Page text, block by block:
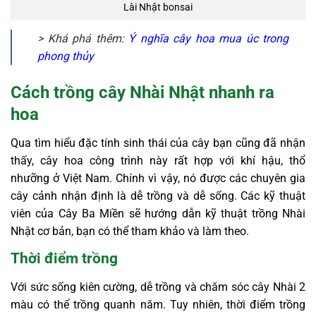
Lài Nhật bonsai
> Khá phá thêm: Ý nghĩa cây hoa mua úc trong
phong thủy
Cách trồng cây Nhài Nhật nhanh ra
hoa
Qua tìm hiểu đặc tính sinh thái của cây bạn cũng đã nhận
thấy, cây hoa công trình này rất hợp với khí hậu, thổ
nhưỡng ở Việt Nam. Chính vì vậy, nó được các chuyên gia
cây cảnh nhận định là dễ trồng và dễ sống. Các kỹ thuật
viên của Cây Ba Miền sẽ hướng dẫn kỹ thuật trồng Nhài
Nhật cơ bản, bạn có thể tham khảo và làm theo.
Thời điểm trồng
Với sức sống kiên cường, dễ trồng và chăm sóc cây Nhài 2
màu có thể trồng quanh năm. Tuy nhiên, thời điểm trồng